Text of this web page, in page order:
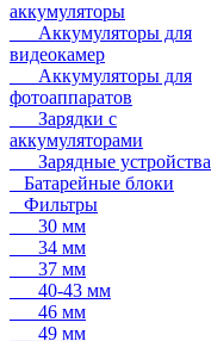
аккумуляторы
Аккумуляторы для
видеокамер
Аккумуляторы для
фотоаппаратов
Зарядки с
аккумуляторами
Зарядные устройства
Батарейные блоки
Фильтры
30 мм
34 мм
37 мм
40-43 мм
46 мм
49 мм